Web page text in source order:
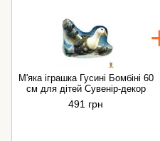
М'яка іграшка Гусині Бомбіні 60
см для дітей Сувенір-декор
491 грн